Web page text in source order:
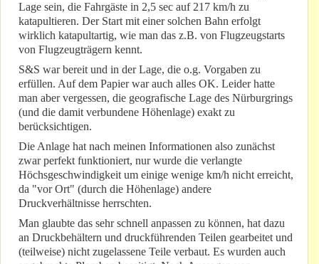
Lage sein, die Fahrgäste in 2,5 sec auf 217 km/h zu
katapultieren. Der Start mit einer solchen Bahn erfolgt
wirklich katapultartig, wie man das z.B. von Flugzeugstarts
von Flugzeugträgern kennt.
S&S war bereit und in der Lage, die o.g. Vorgaben zu
erfüllen. Auf dem Papier war auch alles OK. Leider hatte
man aber vergessen, die geografische Lage des Nürburgrings
(und die damit verbundene Höhenlage) exakt zu
berücksichtigen.
Die Anlage hat nach meinen Informationen also zunächst
zwar perfekt funktioniert, nur wurde die verlangte
Höchsgeschwindigkeit um einige wenige km/h nicht erreicht,
da "vor Ort" (durch die Höhenlage) andere
Druckverhältnisse herrschten.
Man glaubte das sehr schnell anpassen zu können, hat dazu
an Druckbehältern und druckführenden Teilen gearbeitet und
(teilweise) nicht zugelassene Teile verbaut. Es wurden auch